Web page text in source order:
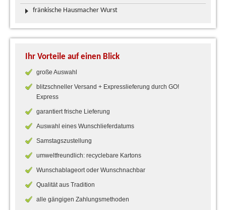
fränkische Hausmacher Wurst
Ihr Vorteile auf einen Blick
große Auswahl
blitzschneller Versand + Expresslieferung durch GO!
Express
garantiert frische Lieferung
Auswahl eines Wunschlieferdatums
Samstagszustellung
umweltfreundlich: recyclebare Kartons
Wunschablageort oder Wunschnachbar
Qualität aus Tradition
alle gängigen Zahlungsmethoden